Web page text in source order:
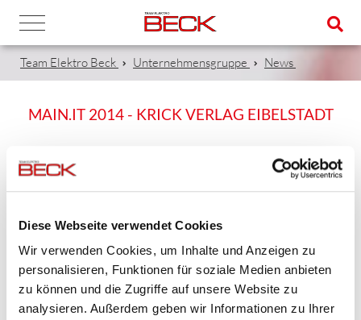
Diese Webseite verwendet Cookies
Wir verwenden Cookies, um Inhalte und Anzeigen zu
personalisieren, Funktionen für soziale Medien anbieten
zu können und die Zugriffe auf unsere Website zu
analysieren. Außerdem geben wir Informationen zu Ihrer
Team Elektro Beck Unternehmensgruppe News
MAIN.IT 2014 - KRICK VERLAG EIBELSTADT
Beck Elektrotechnik GmbH bei der Main IT in Eibelstadt
Bild